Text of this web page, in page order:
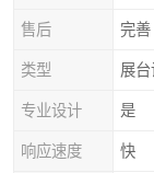
售后 完善
类型 展
专业设计 是
响应速度 快